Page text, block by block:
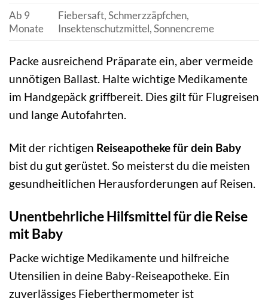
Ab 9
Monate
Fiebersaft, Schmerzzäpfchen,
Insektenschutzmittel, Sonnencreme
Packe ausreichend Präparate ein, aber vermeide
unnötigen Ballast. Halte wichtige Medikamente
im Handgepäck griffbereit. Dies gilt für Flugreisen
und lange Autofahrten.
Mit der richtigen Reiseapotheke für dein Baby
bist du gut gerüstet. So meisterst du die meisten
gesundheitlichen Herausforderungen auf Reisen.
Unentbehrliche Hilfsmittel für die Reise
mit Baby
Packe wichtige Medikamente und hilfreiche
Utensilien in deine Baby-Reiseapotheke. Ein
zuverlässiges Fieberthermometer ist